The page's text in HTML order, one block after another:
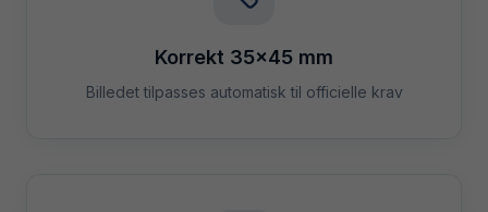
Korrekt 35×45 mm
Billedet tilpasses automatisk til officielle krav